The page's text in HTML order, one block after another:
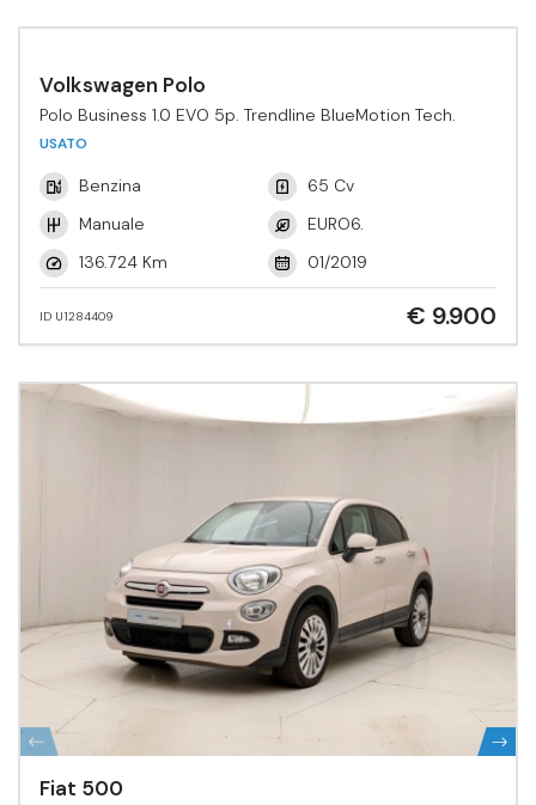
Volkswagen Polo
Polo Business 1.0 EVO 5p. Trendline BlueMotion Tech.
USATO
Benzina
65 Cv
Manuale
EURO6.
136.724 Km
01/2019
ID U1284409 € 9.900
Fiat 500